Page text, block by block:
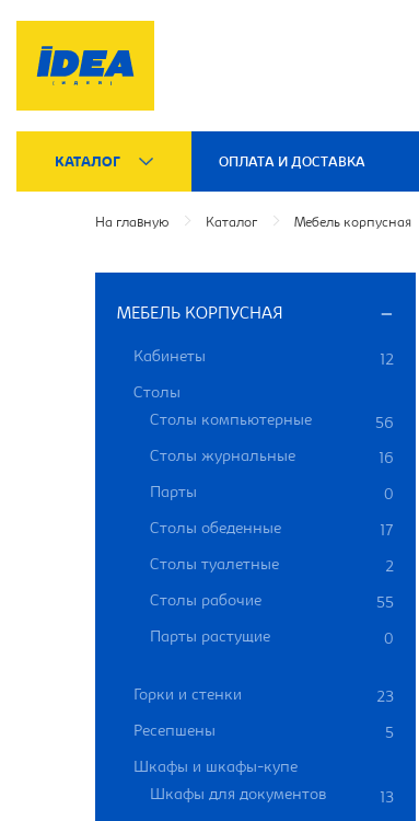
КАТАЛОГ ОПЛАТА И ДОСТАВКА
На главную Каталог Мебель корпусная
МЕБЕЛЬ КОРПУСНАЯ
Кабинеты
12
Столы
Столы компьютерные
56
Столы журнальные
16
Парты 0
Столы обеденные 17
Столы туалетные 2
Столы рабочие 55
Парты растущие 0
Горки и стенки 23
Ресепшены 5
Шкафы и шкафы-купе
Шкафы для документов
13